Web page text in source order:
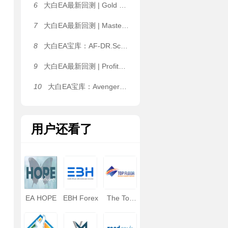
6 大白EA最新回测 | Gold Pulse MT4_1460+ [Gold Pulse Settings] EA 2026年回测亏损8,076.48USD，胜率50.00%
7 大白EA最新回测 | Master FX Scalper Ultimate [GOLD/XAUUSD Safe Set M5] EA 2026年回测利润达248,269,934.32USD，胜率80.73%
8 大白EA宝库：AF-DR.Scalper Pro+ Final｜三位一体交易引擎，震荡、趋势行情全覆盖，可多品种同时运行 MT4 EA
9 大白EA最新回测 | ProfitMachine AI Virtual EA [Author Monitoring Settings] 2026年回测利润达470.44USD，胜率81.83%
10 大白EA宝库：Avengers EA | 1.2 倍温和加仓 + 双层对冲风控，H4+VWAP 双重大盘过滤 MT4 EA
用户还看了
EA HOPE EBH Forex
The Top